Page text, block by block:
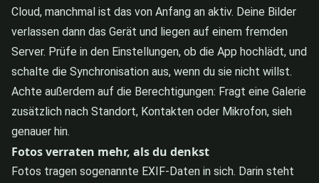
Cloud, manchmal ist das von Anfang an aktiv. Deine Bilder
verlassen dann das Gerät und liegen auf einem fremden
Server. Prüfe in den Einstellungen, ob die App hochlädt, und
schalte die Synchronisation aus, wenn du sie nicht willst.
Achte außerdem auf die Berechtigungen: Fragt eine Galerie
zusätzlich nach Standort, Kontakten oder Mikrofon, sieh
genauer hin.
Fotos verraten mehr, als du denkst
Fotos tragen sogenannte EXIF-Daten in sich. Darin steht